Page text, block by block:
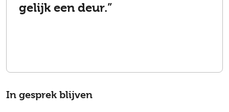
gelijk een deur.”
In gesprek blijven